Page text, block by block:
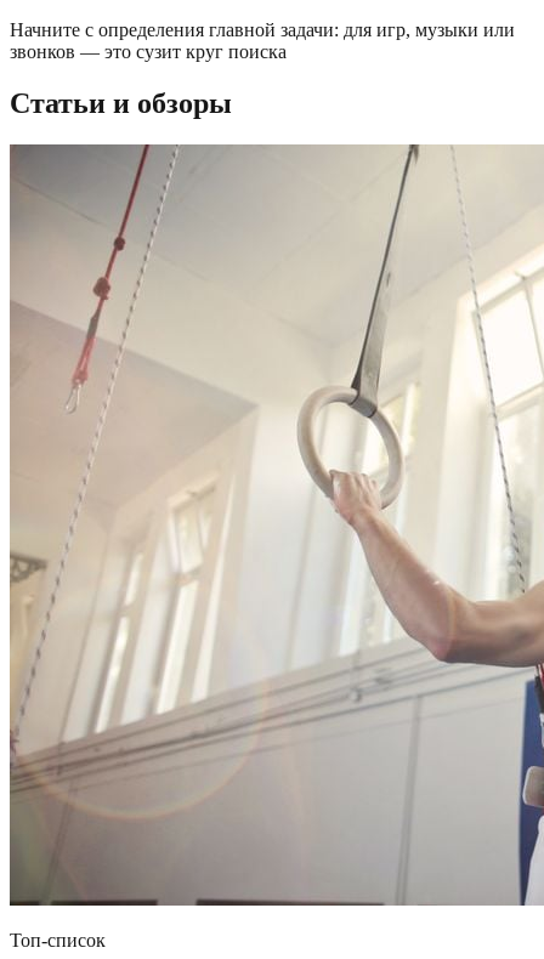
Начните с определения главной задачи: для игр, музыки или
звонков — это сузит круг поиска
Статьи и обзоры
Топ-список